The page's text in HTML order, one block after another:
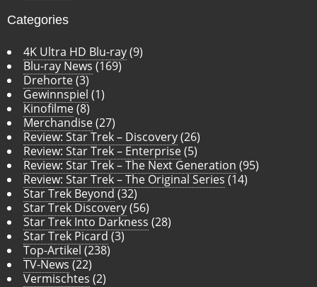
Categories
4K Ultra HD Blu-ray(9)
Blu-ray News (169)
Drehorte(3)
Gewinnspiel (1)
Kinofilme(8)
Merchandise(27)
Review: Star Trek – Discovery(26)
Review: Star Trek – Enterprise(5)
Review: Star Trek – The Next Generation (95)
Review: Star Trek – The Original Series (14)
Star Trek Beyond (32)
Star Trek Discovery(56)
Star Trek Into Darkness (28)
Star Trek Picard (3)
Top-Artikel (238)
TV-News (22)
Vermischtes (2)